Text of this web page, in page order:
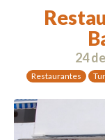
24
Restaurantes